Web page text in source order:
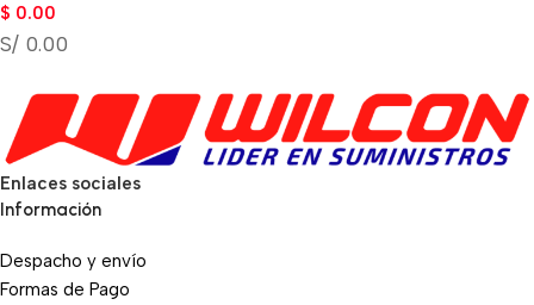
$ 0.00
S/ 0.00
Enlaces sociales
Información
Despacho y envío
Formas de Pago